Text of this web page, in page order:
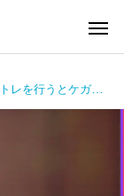
とケガをしやすいという理論 を考察する】出張キックボクシング